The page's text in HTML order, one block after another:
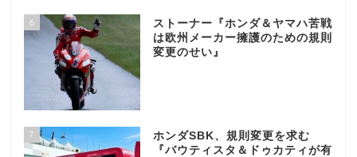
6
ストーナー『ホンダ＆ヤマハ苦戦
は欧州メーカー擁護のための規則
変更のせい』
7
ホンダSBK、規則変更を求む
『バウティスタ＆ドゥカティが有